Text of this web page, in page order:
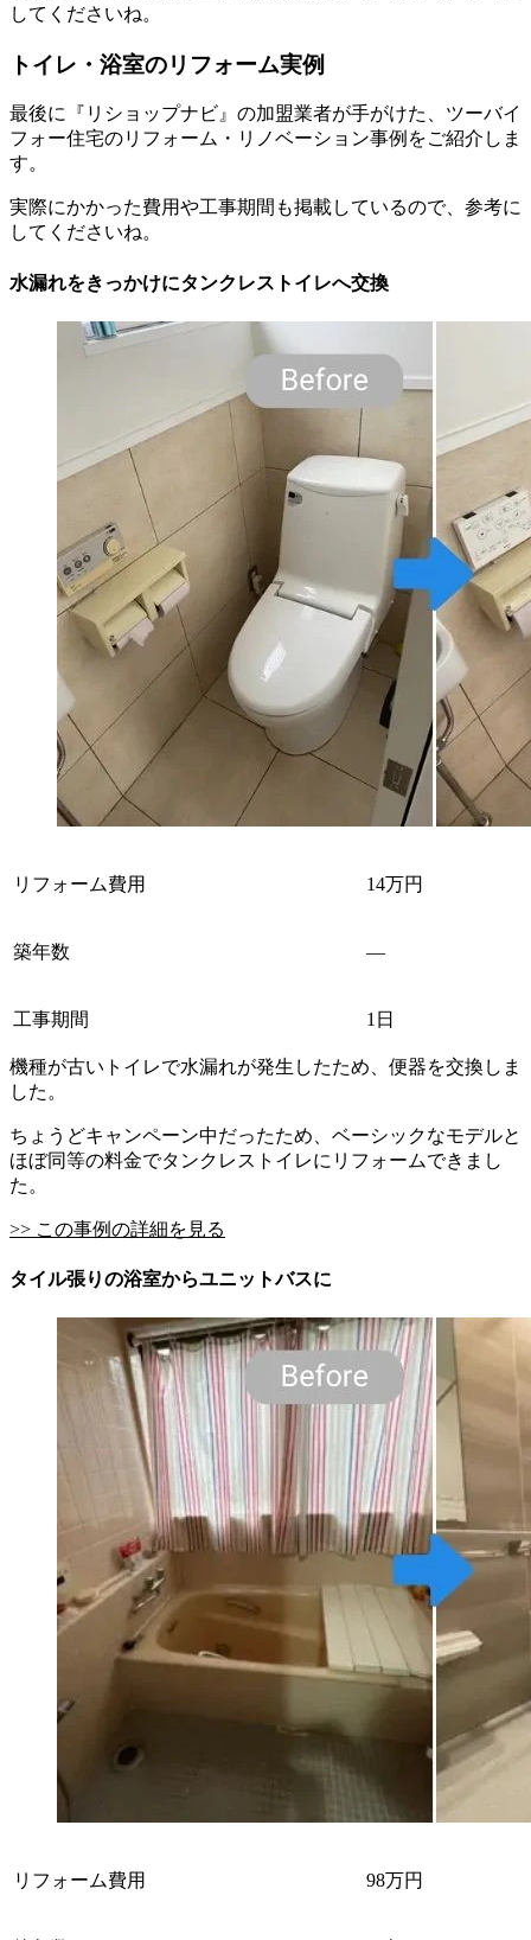
してくださいね。
トイレ・浴室のリフォーム実例
最後に『リショップナビ』の加盟業者が手がけた、ツーバイ
フォー住宅のリフォーム・リノベーション事例をご紹介しま
す。
実際にかかった費用や工事期間も掲載しているので、参考に
してくださいね。
水漏れをきっかけにタンクレストイレへ交換
リフォーム費用 14万円
築年数 ―
工事期間 1日
機種が古いトイレで水漏れが発生したため、便器を交換しま
した。
ちょうどキャンペーン中だったため、ベーシックなモデルと
ほぼ同等の料金でタンクレストイレにリフォームできまし
た。
>> この事例の詳細を見る
タイル張りの浴室からユニットバスに
リフォーム費用 98万円